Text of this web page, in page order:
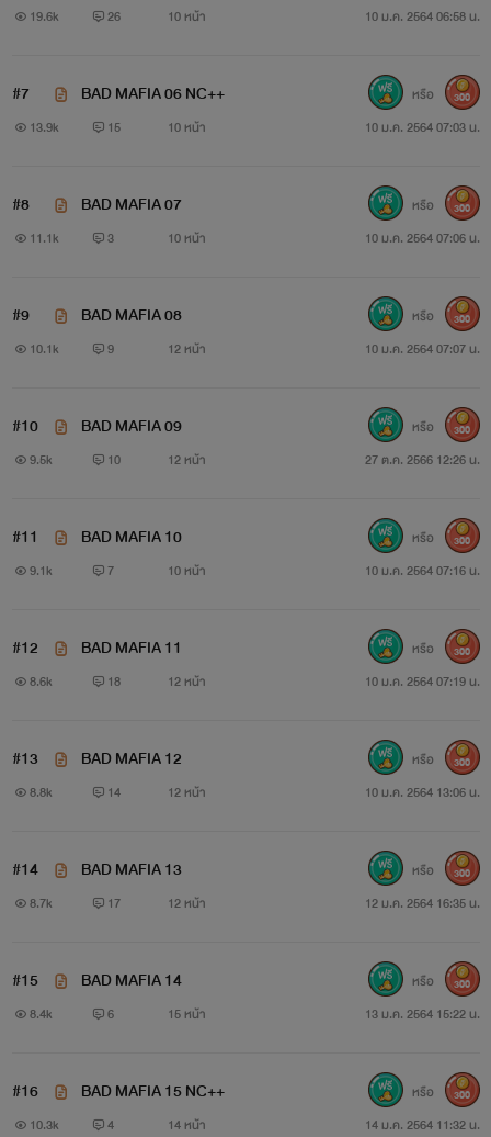
19.6k 26 10 หน้า 10 ม.ค. 2564 06:58 น.
#7 BAD MAFIA 06 NC++
13.9k 15 10 หน้า 10 ม.ค. 2564 07:03 น.
หรือ 300
#8 BAD MAFIA 07
11.1k 3 10 หน้า 10 ม.ค. 2564 07:06 น.
หรือ 300
#9 BAD MAFIA 08
10.1k 9 12 หน้า 10 ม.ค. 2564 07:07 น.
หรือ 300
#10 BAD MAFIA 09
9.5k 10 12 หน้า 27 ต.ค. 2566 12:26 น.
หรือ 300
#11 BAD MAFIA 10
9.1k 7 10 หน้า 10 ม.ค. 2564 07:16 น.
หรือ 300
#12 BAD MAFIA 11
8.6k 18 12 หน้า 10 ม.ค. 2564 07:19 น.
หรือ 300
#13 BAD MAFIA 12
8.8k 14 12 หน้า 10 ม.ค. 2564 13:06 น.
หรือ 300
#14 BAD MAFIA 13
8.7k 17 12 หน้า 12 ม.ค. 2564 16:35 น.
หรือ 300
#15 BAD MAFIA 14
8.4k 6 15 หน้า 13 ม.ค. 2564 15:22 น.
หรือ 300
#16 BAD MAFIA 15 NC++
10.3k 4 14 หน้า 14 ม.ค. 2564 11:32 น.
หรือ 300